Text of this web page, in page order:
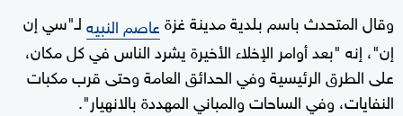
وقال المتحدث باسم بلدية مدينة غزةعاصم النبيهلـ"سي إن
إن"، إنه "بعد أوامر الإخلاء الأخيرة يشرد الناس في كل مكان،
على الطرق الرئيسية وفي الحدائق العامة وحتى قرب مكبات
النفايات، وفي الساحات والمباني المهددة بالانهيار".